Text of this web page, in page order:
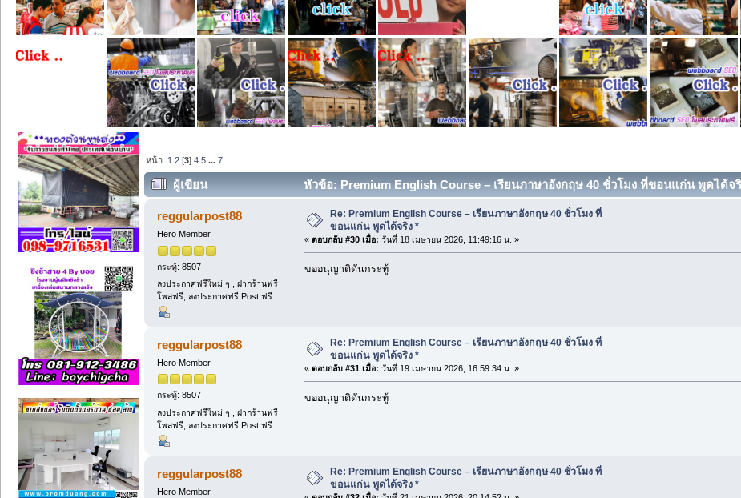
หน้า: 1 2 [3]4 5 ...7
ผู้เขียน หัวข้อ: Premium English Course – เรียนภาษาอังกฤษ 40 ชั่วโมง ที่ขอนแก่น พูดได้จ
reggularpost88
Hero Member
กระทู้: 8507
ลงประกาศฟรีใหม่ ๆ , ฝากร้านฟรี
โพสฟรี, ลงประกาศฟรี Post ฟรี
Re: Premium English Course – เรียนภาษาอังกฤษ 40 ชั่วโมง ที่
ขอนแก่น พูดได้จริง *
« ตอบกลับ #30 เมื่อ: วันที่ 18 เมษายน 2026, 11:49:16 น. »
ขออนุญาติดันกระทู้
reggularpost88
Hero Member
กระทู้: 8507
ลงประกาศฟรีใหม่ ๆ , ฝากร้านฟรี
โพสฟรี, ลงประกาศฟรี Post ฟรี
Re: Premium English Course – เรียนภาษาอังกฤษ 40 ชั่วโมง ที่
ขอนแก่น พูดได้จริง *
« ตอบกลับ #31 เมื่อ: วันที่ 19 เมษายน 2026, 16:59:34 น. »
ขออนุญาติดันกระทู้
reggularpost88
Hero Member
Re: Premium English Course – เรียนภาษาอังกฤษ 40 ชั่วโมง ที่
ขอนแก่น พูดได้จริง *